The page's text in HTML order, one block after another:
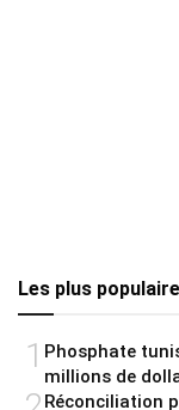
Les plus
1 Phosphate
millions de
Réconciliation